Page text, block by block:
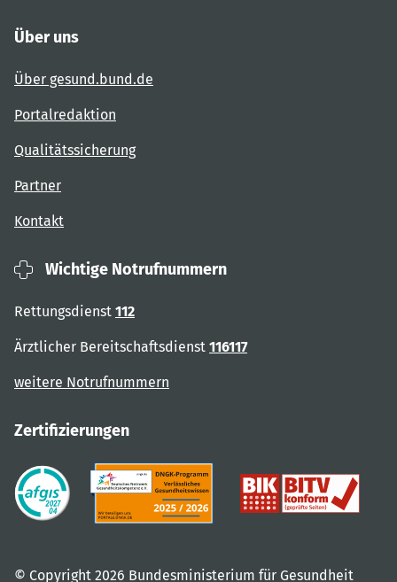
Über uns
Über gesund.bund.de
Portalredaktion
Qualitätssicherung
Partner
Kontakt
Wichtige Notrufnummern
Rettungsdienst 112
Ärztlicher Bereitschaftsdienst 116117
weitere Notrufnummern
Zertifizierungen
© Copyright 2026 Bundesministerium für Gesundheit